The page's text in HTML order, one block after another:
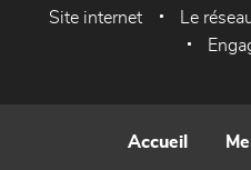
Site internet Le
Accueil